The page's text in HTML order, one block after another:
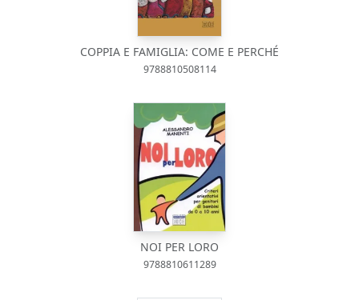
COPPIA E FAMIGLIA: COME E PERCHÉ
9788810508114
NOI PER LORO
9788810611289